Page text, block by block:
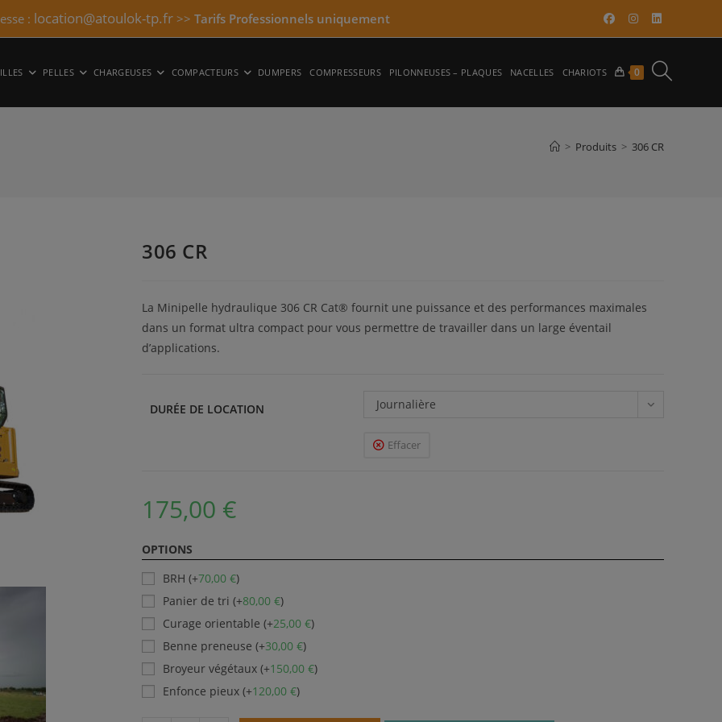
: location@atoulok-tp.fr >> Tarifs Professionnels uniquement​
PELLES CHARGEUSES COMPACTEURS DUMPERS COMPRESSEURS PILONNEUSES – PLAQUES NACELLES CHARIOTS 0 TOGGLE
WEBSITE
> Produits > 306 CR
306 CR
La Minipelle hydraulique 306 CR Cat® fournit une puissance et des performances maximales
dans un format ultra compact pour vous permettre de travailler dans un large éventail
d’applications.
DURÉE DE LOCATION Journalière
Effacer
175,00 €
OPTIONS
BRH (+70,00 €)
Panier de tri (+80,00 €)
Curage orientable (+25,00 €)
Benne preneuse (+30,00 €)
Broyeur végétaux (+150,00 €)
Enfonce pieux (+120,00 €)